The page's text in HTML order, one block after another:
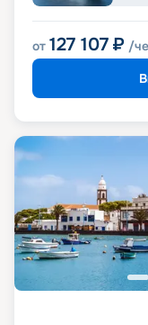
от 127 107 ₽ /